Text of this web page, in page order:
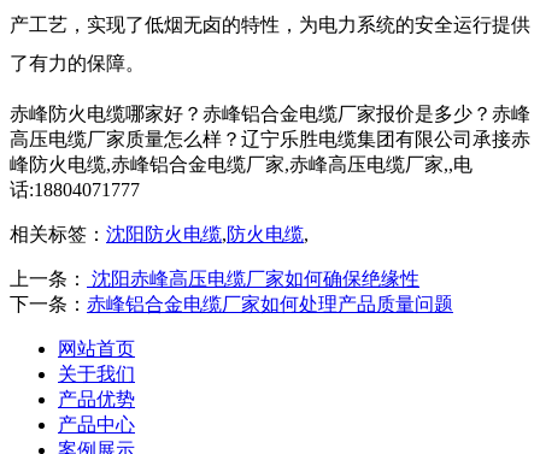
产工艺，实现了低烟无卤的特性，为电力系统的安全运行提供
了有力的保障。
赤峰防火电缆哪家好？赤峰铝合金电缆厂家报价是多少？赤峰
高压电缆厂家质量怎么样？辽宁乐胜电缆集团有限公司承接赤
峰防火电缆,赤峰铝合金电缆厂家,赤峰高压电缆厂家,,电
话:18804071777
相关标签： 沈阳防火电缆,防火电缆,
上一条：
沈阳赤峰高压电缆厂家如何确保绝缘性
下一条： 赤峰铝合金电缆厂家如何处理产品质量问题
网站首页
关于我们
产品优势
产品中心